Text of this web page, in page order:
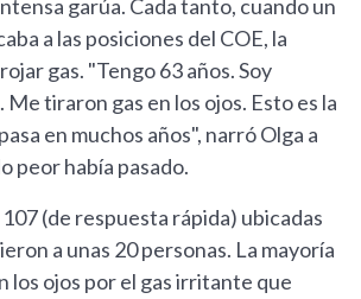
garúa. Cada tanto, cuando un
a las posiciones del COE, la
gas. "Tengo 63 años. Soy
tiraron gas en los ojos. Esto es la
en muchos años", narró Olga a
peor había pasado.
(de respuesta rápida) ubicadas
a unas 20 personas. La mayoría
los ojos por el gas irritante que